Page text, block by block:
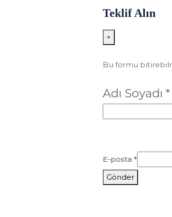
Teklif Alın
×
Bu formu
Adı Soyadı *
E-posta *
Gönder